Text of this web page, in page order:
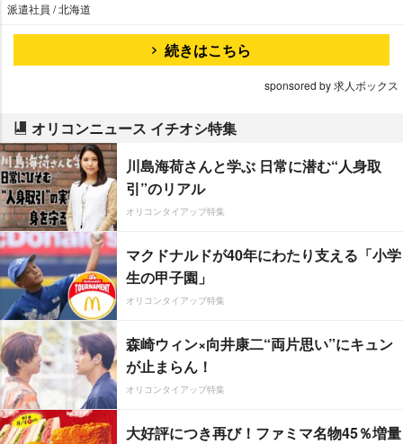
派遣社員 / 北海道
続きはこちら
sponsored by 求人ボックス
オリコンニュース イチオシ特集
川島海荷さんと学ぶ 日常に潜む“人身取
引”のリアル
オリコンタイアップ特集
マクドナルドが40年にわたり支える「小学
生の甲子園」
オリコンタイアップ特集
森崎ウィン×向井康二“両片思い”にキュン
が止まらん！
オリコンタイアップ特集
大好評につき再び！ファミマ名物45％増量